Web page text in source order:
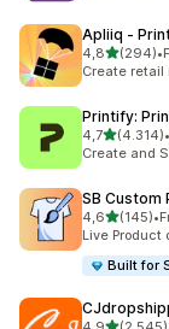
Apliiq ‑
4,85 yıldız
(294)
toplam 294 •
Create retail
Printify:
4,75 yıldız
(4.314)
toplam 4314 •
Create and
SB Custom
4,65 yıldız
(145)
toplam 145•
Live Product
Built for
5 yıldız